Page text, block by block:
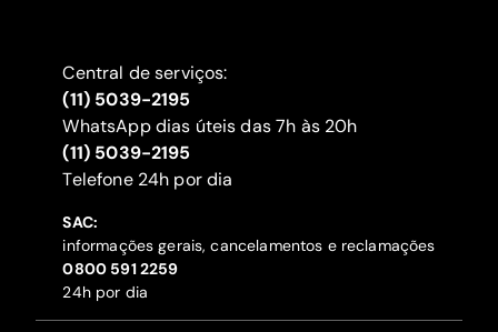
Central de serviços:
(11) 5039-2195
WhatsApp dias úteis das 7h às 20h
(11) 5039-2195
‍Telefone 24h por dia
SAC:
informações gerais, cancelamentos e reclamações
‍0800 591 2259
24h por dia